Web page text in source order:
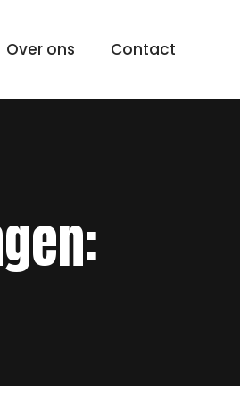
Over ons Contact